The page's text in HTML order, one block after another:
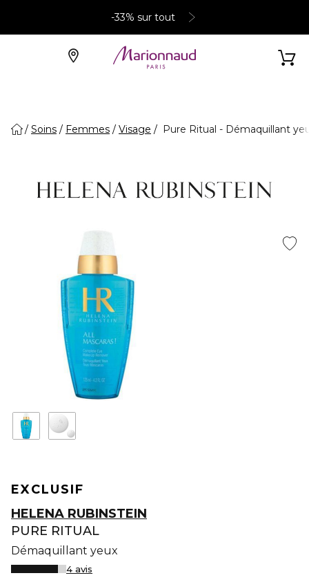
-33% sur tout
Soins Femmes Visage Pure Ritual - Démaquillant
EXCLUSIF
HELENA RUBINSTEIN
PURE RITUAL
Démaquillant yeux
4 avis